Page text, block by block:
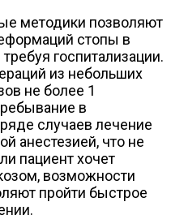
методики позволяют
стопы в
госпитализации.
из небольших
не более 1
в
случаев лечение
анестезией, что не
пациент хочет
возможности
пройти быстрое